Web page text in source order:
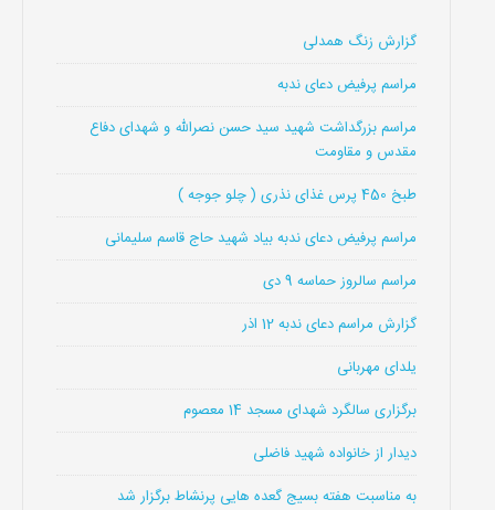
گزارش زنگ همدلی
مراسم پرفیض دعای ندبه
مراسم بزرگداشت شهید سید حسن نصرالله و شهدای دفاع
مقدس و مقاومت
طبخ 450 پرس غذای نذری ( چلو جوجه )
مراسم پرفیض دعای ندبه بیاد شهید حاج قاسم سلیمانی
مراسم سالروز حماسه 9 دی
گزارش مراسم دعای ندبه 12 اذر
یلدای مهربانی
برگزاری سالگرد شهدای مسجد 14 معصوم
دیدار از خانواده شهید فاضلی
به مناسبت هفته بسیج گعده هایی پرنشاط برگزار شد